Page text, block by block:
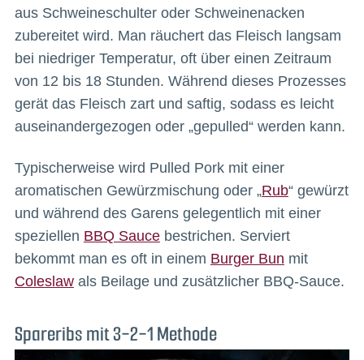
aus Schweineschulter oder Schweinenacken
zubereitet wird. Man räuchert das Fleisch langsam
bei niedriger Temperatur, oft über einen Zeitraum
von 12 bis 18 Stunden. Während dieses Prozesses
gerät das Fleisch zart und saftig, sodass es leicht
auseinandergezogen oder „gepulled“ werden kann.
Typischerweise wird Pulled Pork mit einer
aromatischen Gewürzmischung oder „Rub“ gewürzt
und während des Garens gelegentlich mit einer
speziellen BBQ Saucebestrichen. Serviert
bekommt man es oft in einem Burger Bun mit
Coleslawals Beilage und zusätzlicher BBQ-Sauce.
Spareribs mit 3-2-1 Methode